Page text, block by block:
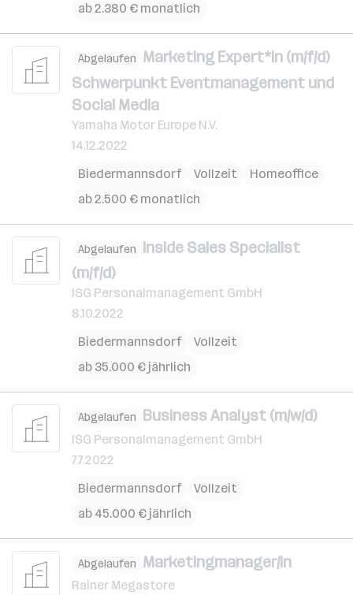
ab 2.380 € monatlich
Abgelaufen Marketing Expert*in (m/f/d)
Schwerpunkt Eventmanagement und
Social Media
Yamaha Motor Europe N.V.
14.12.2022
Biedermannsdorf
Vollzeit
Homeoffice
ab 2.500 € monatlich
Abgelaufen Inside Sales Specialist
(m/f/d)
ISG Personalmanagement GmbH
8.10.2022
Biedermannsdorf
Vollzeit
ab 35.000 € jährlich
Abgelaufen Business Analyst (m/w/d)
ISG Personalmanagement GmbH
7.7.2022
Biedermannsdorf
Vollzeit
ab 45.000 € jährlich
Abgelaufen Marketingmanager/in
Rainer Megastore